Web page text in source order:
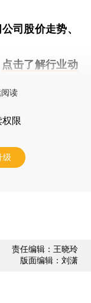
司股价走势、
点击了解行业动
读
权限
级
责任编辑：王晓玲
版面编辑：刘潇